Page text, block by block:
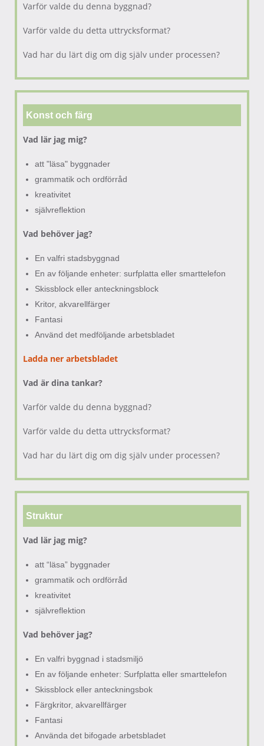
Varför valde du denna byggnad?
Varför valde du detta uttrycksformat?
Vad har du lärt dig om dig själv under processen?
Konst och färg
Vad lär jag mig?
att "läsa" byggnader
grammatik och ordförråd
kreativitet
självreflektion
Vad behöver jag?
En valfri stadsbyggnad
En av följande enheter: surfplatta eller smarttelefon
Skissblock eller anteckningsblock
Kritor, akvarellfärger
Fantasi
Använd det medföljande arbetsbladet
Ladda ner arbetsbladet
Vad är dina tankar?
Varför valde du denna byggnad?
Varför valde du detta uttrycksformat?
Vad har du lärt dig om dig själv under processen?
Struktur
Vad lär jag mig?
att “läsa” byggnader
grammatik och ordförråd
kreativitet
självreflektion
Vad behöver jag?
En valfri byggnad i stadsmiljö
En av följande enheter: Surfplatta eller smarttelefon
Skissblock eller anteckningsbok
Färgkritor, akvarellfärger
Fantasi
Använda det bifogade arbetsbladet